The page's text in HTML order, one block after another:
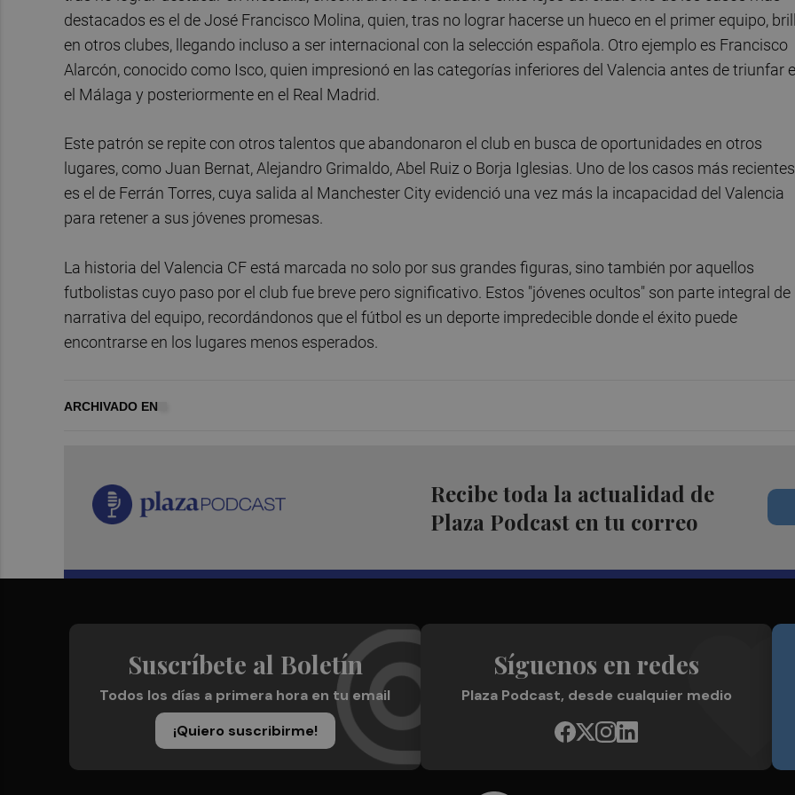
destacados es el de José Francisco Molina, quien, tras no lograr hacerse un hueco en el primer equipo,
en otros clubes, llegando incluso a ser internacional con la selección española. Otro ejemplo es Francisco
Alarcón, conocido como Isco, quien impresionó en las categorías inferiores del Valencia antes de triunfar
el Málaga y posteriormente en el Real Madrid.
Este patrón se repite con otros talentos que abandonaron el club en busca de oportunidades en otros
lugares, como Juan Bernat, Alejandro Grimaldo, Abel Ruiz o Borja Iglesias. Uno de los casos más recientes
es el de Ferrán Torres, cuya salida al Manchester City evidenció una vez más la incapacidad del Valencia
para retener a sus jóvenes promesas.
La historia del Valencia CF está marcada no solo por sus grandes figuras, sino también por aquellos
futbolistas cuyo paso por el club fue breve pero significativo. Estos "jóvenes ocultos" son parte integral de
narrativa del equipo, recordándonos que el fútbol es un deporte impredecible donde el éxito puede
encontrarse en los lugares menos esperados.
ARCHIVADO EN
Recibe toda la actualidad de
Plaza Podcast en tu correo
Suscríbete al Boletín
Todos los días a primera hora en tu email
¡Quiero suscribirme!
Síguenos en redes
Plaza Podcast, desde cualquier medio